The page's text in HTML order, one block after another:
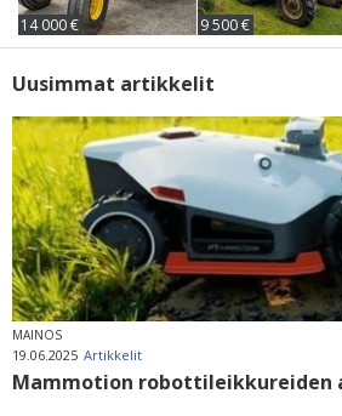
14 000 € 9 500 €
Uusimmat artikkelit
MAINOS
19.06.2025 Artikkelit
Mammotion robottileikkureiden